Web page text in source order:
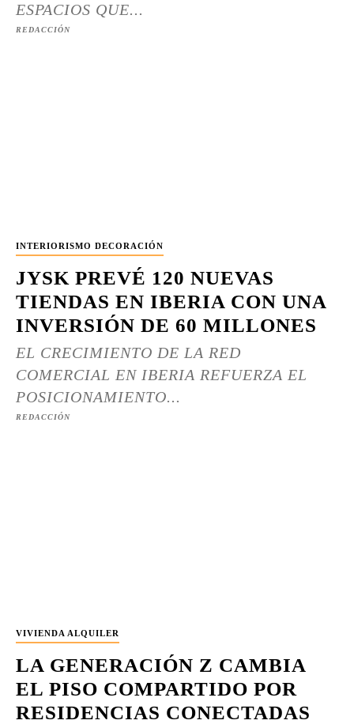
ESPACIOS QUE...
REDACCIÓN
INTERIORISMO DECORACIÓN
JYSK PREVÉ 120 NUEVAS
TIENDAS EN IBERIA CON UNA
INVERSIÓN DE 60 MILLONES
EL CRECIMIENTO DE LA RED
COMERCIAL EN IBERIA REFUERZA EL
POSICIONAMIENTO...
REDACCIÓN
VIVIENDA ALQUILER
LA GENERACIÓN Z CAMBIA
EL PISO COMPARTIDO POR
RESIDENCIAS CONECTADAS